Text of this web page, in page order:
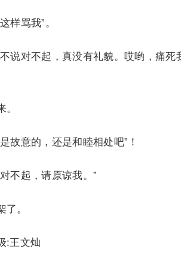
骂我”。
对不起，真没有礼貌。哎哟，痛死
意的，还是和睦相处吧”！
不起，请原谅我。”
。
:王文灿